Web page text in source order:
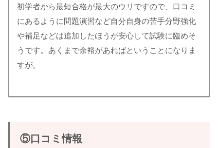
初学者から最短合格が最大のウリですので、口コミ
にあるように問題演習など自分自身の苦手分野強化
や補足などは追加したほうが安心して試験に臨めそ
うです。あくまで余裕があればということになりま
すが。
⑤口コミ情報